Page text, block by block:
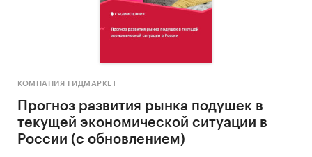
КОМПАНИЯ ГИДМАРКЕТ
Прогноз развития рынка подушек в
текущей экономической ситуации в
России (с обновлением)